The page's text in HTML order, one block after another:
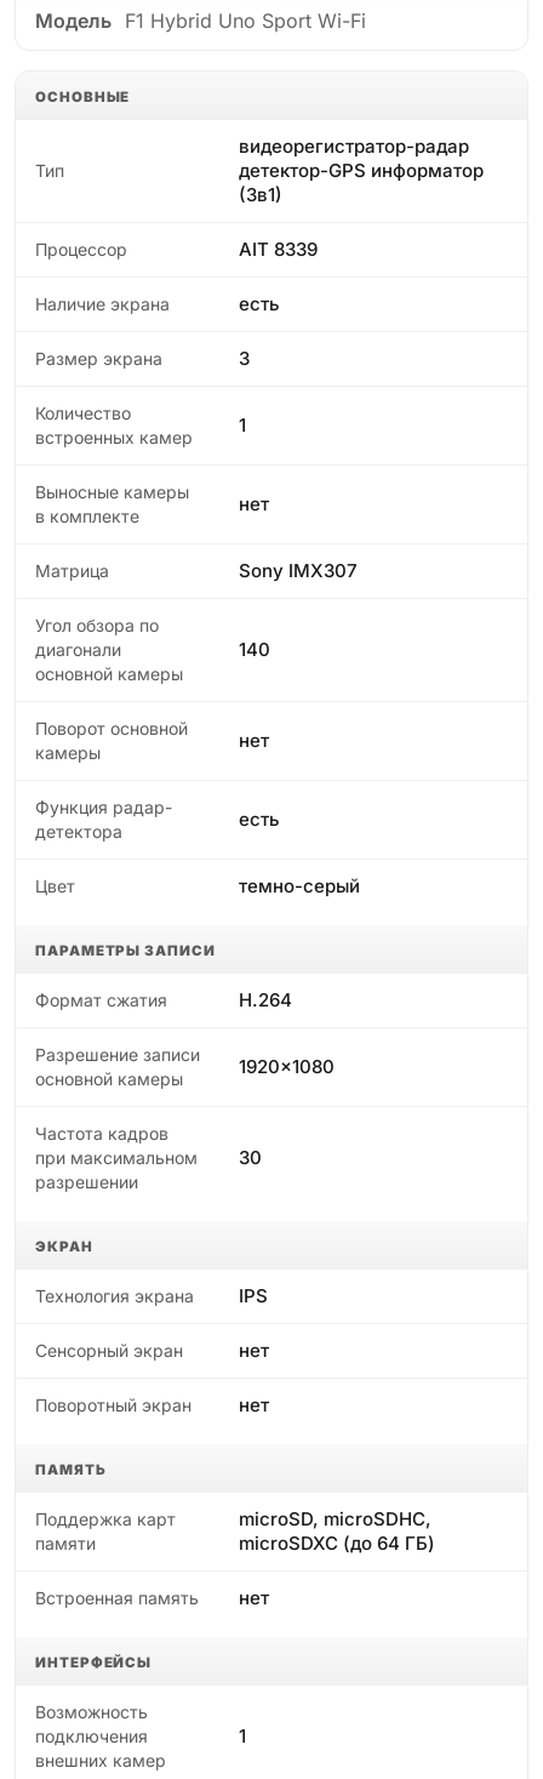
Модель F1 Hybrid Uno Sport Wi-Fi
ОСНОВНЫЕ
Тип
видеорегистратор-радар
детектор-GPS информатор
(3в1)
Процессор AIT 8339
Наличие экрана есть
Размер экрана 3
Количество
встроенных камер
1
Выносные камеры
в комплекте
нет
Матрица Sony IMX307
Угол обзора по
диагонали
основной камеры
140
Поворот основной
камеры
нет
Функция радар-
детектора
есть
Цвет темно-серый
ПАРАМЕТРЫ ЗАПИСИ
Формат сжатия H.264
Разрешение записи
основной камеры
1920x1080
Частота кадров
при максимальном
разрешении
30
ЭКРАН
Технология экрана IPS
Сенсорный экран нет
Поворотный экран нет
ПАМЯТЬ
Поддержка карт
памяти
microSD, microSDHC,
microSDXC (до 64 ГБ)
Встроенная память нет
ИНТЕРФЕЙСЫ
Возможность
подключения
внешних камер
1